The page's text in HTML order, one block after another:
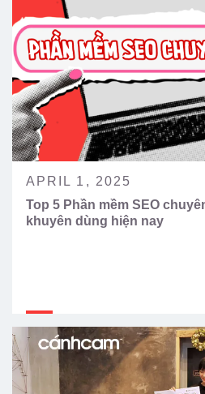
APRIL 1, 2025
Top 5 Phần mềm SEO
khuyên dùng hiện nay